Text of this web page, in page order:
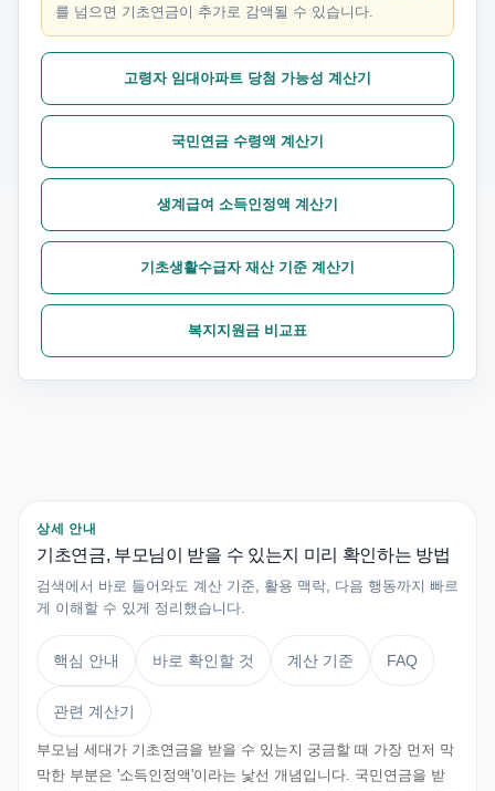
를 넘으면 기초연금이 추가로 감액될 수 있습니다.
고령자 임대아파트 당첨 가능성 계산기
국민연금 수령액 계산기
생계급여 소득인정액 계산기
기초생활수급자 재산 기준 계산기
복지지원금 비교표
상세 안내
기초연금, 부모님이 받을 수 있는지 미리 확인하는 방법
검색에서 바로 들어와도 계산 기준, 활용 맥락, 다음 행동까지 빠르
게 이해할 수 있게 정리했습니다.
핵심 안내 바로 확인할 것 계산 기준 FAQ
관련 계산기
부모님 세대가 기초연금을 받을 수 있는지 궁금할 때 가장 먼저 막
막한 부분은 '소득인정액'이라는 낯선 개념입니다. 국민연금을 받